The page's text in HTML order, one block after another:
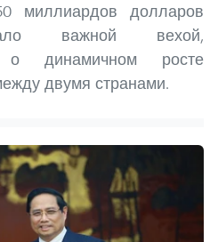
миллиардов долларов
важной вехой,
о динамичном росте
двумя странами.